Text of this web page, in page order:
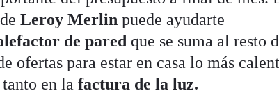
deLeroy Merlin puede ayudarte
de pared que se suma al resto
ofertas para estar en casa lo más
tanto en lafactura de la luz.